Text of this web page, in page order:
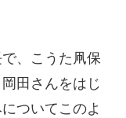
、こうた凧保
田さんをはじ
ついてこのよ